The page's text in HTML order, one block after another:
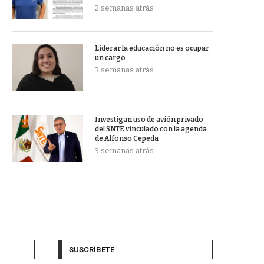
2 semanas atrás
Liderar la educación no es ocupar
un cargo
3 semanas atrás
Investigan uso de avión privado
del SNTE vinculado con la agenda
de Alfonso Cepeda
3 semanas atrás
SUSCRÍBETE